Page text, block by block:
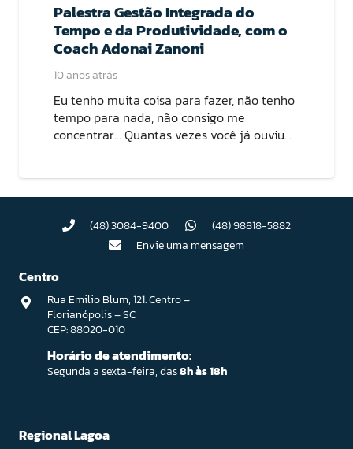
Palestra Gestão Integrada do
Tempo e da Produtividade, com o
Coach Adonai Zanoni
10 anos atrás
Eu tenho muita coisa para fazer, não tenho
tempo para nada, não consigo me
concentrar… Quantas vezes você já ouviu…
(48) 3084-9400
(48) 98818-5882
Envie uma mensagem
Centro
Rua Emilio Blum, 121. Centro –
Florianópolis – SC
CEP: 88020-010
Horário de atendimento:
Segunda a sexta-feira, das8h às 18h
Regional Lagoa